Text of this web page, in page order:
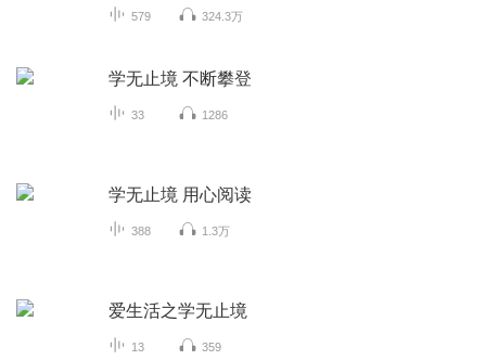
579 324.3万
学无止境 不断攀登
33 1286
学无止境 用心阅读
388 1.3万
爱生活之学无止境
13 359